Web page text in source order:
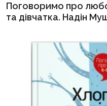
Поговоримо про
та дівчатка. Надін